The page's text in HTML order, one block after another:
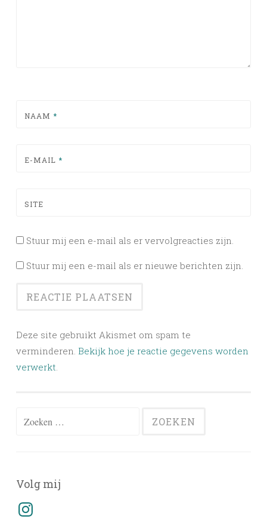
NAAM *
E-MAIL *
SITE
Stuur mij een e-mail als er vervolgreacties zijn.
Stuur mij een e-mail als er nieuwe berichten zijn.
Deze site gebruikt Akismet om spam te
verminderen. Bekijk hoe je reactie gegevens worden
verwerkt.
Zoeken
Volg mij
Instagram